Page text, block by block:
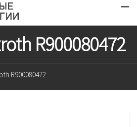
R900080472
R900080472